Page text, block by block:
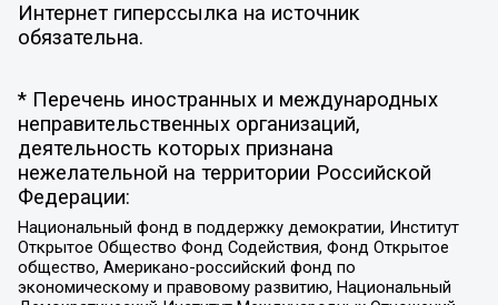
Интернет гиперссылка на источник
обязательна.
* Перечень иностранных и международных
неправительственных организаций,
деятельность которых признана
нежелательной на территории Российской
Федерации:
Национальный фонд в поддержку демократии, Институт
Открытое Общество Фонд Содействия, Фонд Открытое
общество, Американо-российский фонд по
экономическому и правовому развитию, Национальный